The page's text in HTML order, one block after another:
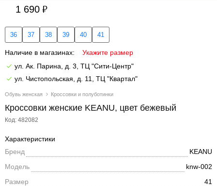
Обувь женская Кроссовки и полуботинки
Кроссовки женские KEANU, цвет бежевый
Код: 482082
1 690
36 37 38 39 40 41
Наличие в магазинах:
Укажите размер
ул. Ак. Парина, д. 3, ТЦ "Сити-Центр"
ул. Чистопольская, д. 11, ТЦ "Квартал"
Характеристики
Бренд
KEANU
Модель
knw-002
Размер
41